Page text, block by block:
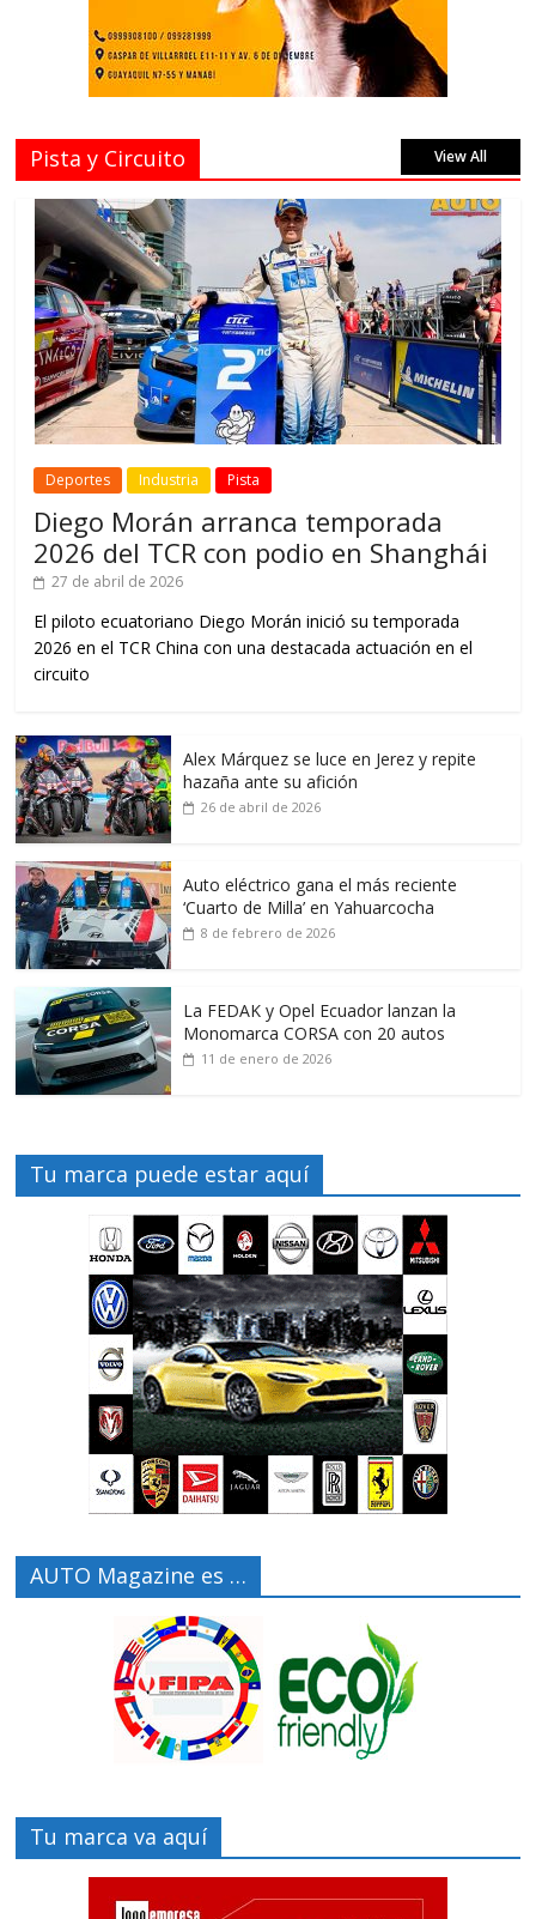
Pista y Circuito View All
Deportes Industria Pista
Diego Morán arranca temporada
2026 del TCR con podio en Shanghái
27 de abril de 2026
El piloto ecuatoriano Diego Morán inició su temporada
2026 en el TCR China con una destacada actuación en el
circuito
Alex Márquez se luce en Jerez y repite
hazaña ante su afición
26 de abril de 2026
Auto eléctrico gana el más reciente
‘Cuarto de Milla’ en Yahuarcocha
8 de febrero de 2026
La FEDAK y Opel Ecuador lanzan la
Monomarca CORSA con 20 autos
11 de enero de 2026
Tu marca puede estar aquí
AUTO Magazine es …
Tu marca va aquí